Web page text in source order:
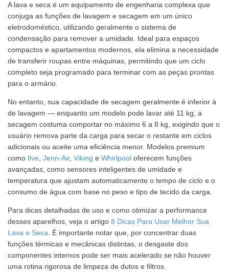
A lava e seca é um equipamento de engenharia complexa que
conjuga as funções de lavagem e secagem em um único
eletrodoméstico, utilizando geralmente o sistema de
condensação para remover a umidade. Ideal para espaços
compactos e apartamentos modernos, ela elimina a necessidade
de transferir roupas entre máquinas, permitindo que um ciclo
completo seja programado para terminar com as peças prontas
para o armário.
No entanto, sua capacidade de secagem geralmente é inferior à
de lavagem — enquanto um modelo pode lavar até 11 kg, a
secagem costuma comportar no máximo 6 a 8 kg, exigindo que o
usuário remova parte da carga para secar o restante em ciclos
adicionais ou aceite uma eficiência menor. Modelos premium
como Ilve, Jenn-Air, Viking e Whirlpool oferecem funções
avançadas, como sensores inteligentes de umidade e
temperatura que ajustam automaticamente o tempo de ciclo e o
consumo de água com base no peso e tipo de tecido da carga.
Para dicas detalhadas de uso e como otimizar a performance
desses aparelhos, veja o artigo 8 Dicas Para Usar Melhor Sua
Lava e Seca. É importante notar que, por concentrar duas
funções térmicas e mecânicas distintas, o desgaste dos
componentes internos pode ser mais acelerado se não houver
uma rotina rigorosa de limpeza de dutos e filtros.